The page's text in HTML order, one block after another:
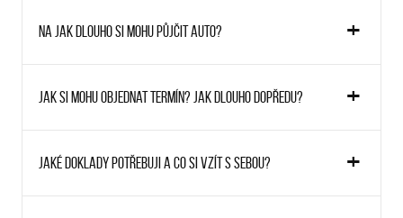
Na jak dlouho si mohu půjčit auto?
Jak si mohu objednat termín? Jak dlouho dopředu?
Jaké doklady potřebuji a co si vzít s sebou?